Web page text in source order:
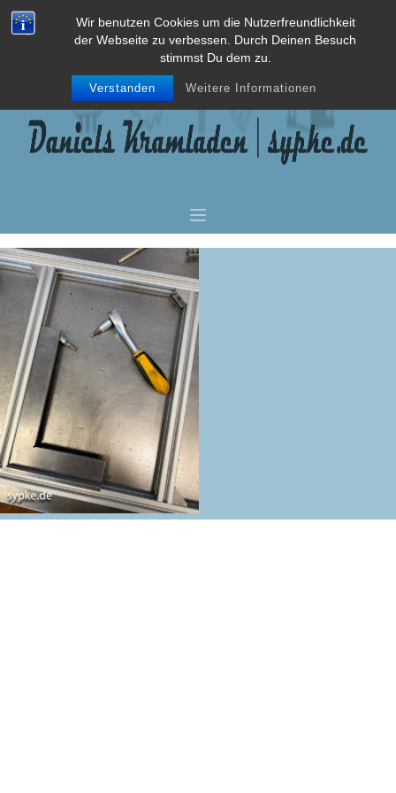
Wir benutzen Cookies um die Nutzerfreundlichkeit
der Webseite zu verbessen. Durch Deinen Besuch
stimmst Du dem zu.
Verstanden Weitere Informationen